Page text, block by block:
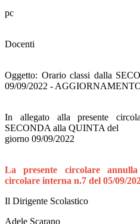
pc
Docenti
Oggetto: Orario classi dalla
09/09/2022 -
In allegato alla presente
SECONDA alla QUINTA del
giorno 09/09/2022
La presente circolare
circolare interna n.7 del 05/09/
Il Dirigente Scolastico
Adele Scarano